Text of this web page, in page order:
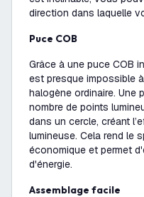
direction dans laquelle
Puce COB
Grâce à une puce COB
est presque impossible
halogène ordinaire. Une
nombre de points
dans un cercle, créant
lumineuse. Cela rend le
économique et permet
d'énergie.
Assemblage facile